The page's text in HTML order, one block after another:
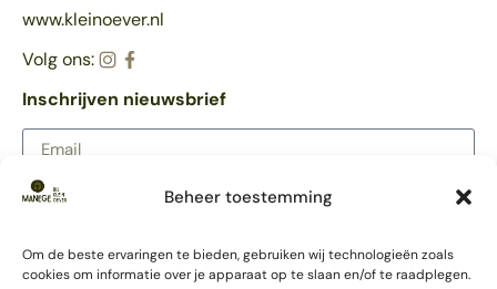
Beheer toestemming
Om de beste ervaringen te bieden, gebruiken wij technologieën zoals
cookies om informatie over je apparaat op te slaan en/of te raadplegen.
www.kleinoever.nl
Volg ons:
Inschrijven nieuwsbrief
AANMELDEN
Partycentrum